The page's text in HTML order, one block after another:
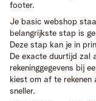
footer.
Je basic webshop
belangrijkste stap is
Deze stap kan je in
De exacte duurtijd zal
rekeninggegevens bij
kiest om af te rekenen
sneller.